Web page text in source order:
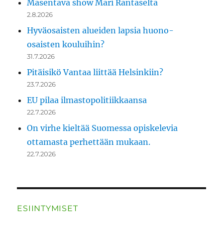
Masentava show Mari Rantaselta
2.8.2026
Hyväosaisten alueiden lapsia huono-
osaisten kouluihin?
31.7.2026
Pitäisikö Vantaa liittää Helsinkiin?
23.7.2026
EU pilaa ilmastopolitiikkaansa
22.7.2026
On virhe kieltää Suomessa opiskelevia
ottamasta perhettään mukaan.
22.7.2026
ESIINTYMISET